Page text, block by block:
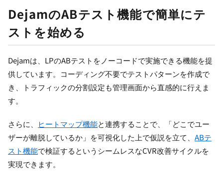
DejamのABテスト機能で簡単にテ
ストを始める
Dejamは、LPのABテストをノーコードで実施できる機能を提
供しています。コーディング不要でテストパターンを作成で
き、トラフィックの分割設定も管理画面から直感的に行えま
す。
さらに、 ヒートマップ機能と連携することで、「どこでユー
ザーが離脱しているか」を可視化した上で仮説を立て、 ABテ
スト機能で検証するというシームレスなCVR改善サイクルを
実現できます。